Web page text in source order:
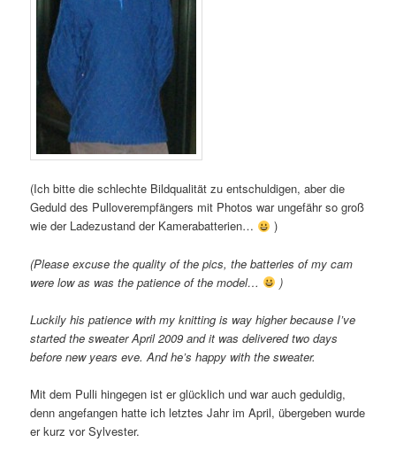
(Ich bitte die schlechte Bildqualität zu entschuldigen, aber die
Geduld des Pulloverempfängers mit Photos war ungefähr so groß
wie der Ladezustand der Kamerabatterien…
)
(Please excuse the quality of the pics, the batteries of my cam
were low as was the patience of the model…
)
Luckily his patience with my knitting is way higher because I’ve
started the sweater April 2009 and it was delivered two days
before new years eve. And he’s happy with the sweater.
Mit dem Pulli hingegen ist er glücklich und war auch geduldig,
denn angefangen hatte ich letztes Jahr im April, übergeben wurde
er kurz vor Sylvester.